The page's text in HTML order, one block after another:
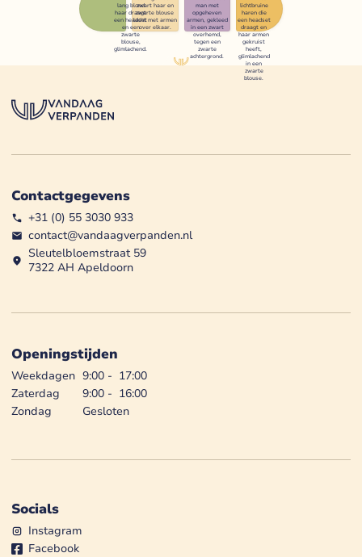
Contactgegevens
+31 (0) 55 3030 933
contact@vandaagverpanden.nl
Sleutelbloemstraat 59
7322 AH Apeldoorn
Openingstijden
Weekdagen 9:00 - 17:00
Zaterdag
9:00 - 16:00
Zondag
Gesloten
Socials
Instagram
Facebook